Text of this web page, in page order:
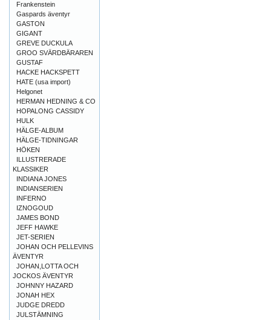
Frankenstein
Gaspards äventyr
GASTON
GIGANT
GREVE DUCKULA
GROO SVÄRDBÄRAREN
GUSTAF
HACKE HACKSPETT
HATE (usa import)
Helgonet
HERMAN HEDNING & CO
HOPALONG CASSIDY
HULK
HÄLGE-ALBUM
HÄLGE-TIDNINGAR
HÖKEN
ILLUSTRERADE
KLASSIKER
INDIANA JONES
INDIANSERIEN
INFERNO
IZNOGOUD
JAMES BOND
JEFF HAWKE
JET-SERIEN
JOHAN OCH PELLEVINS
ÄVENTYR
JOHAN,LOTTA OCH
JOCKOS ÄVENTYR
JOHNNY HAZARD
JONAH HEX
JUDGE DREDD
JULSTÄMNING